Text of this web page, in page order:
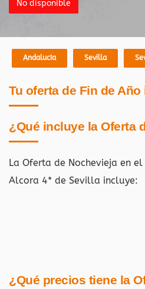
No disponible
Andalucía Sevilla
Tu oferta de Fin de
¿Qué incluye la Oferta
La Oferta de Nochevieja en
Alcora 4* de Sevilla incluye:
¿Qué precios tiene la